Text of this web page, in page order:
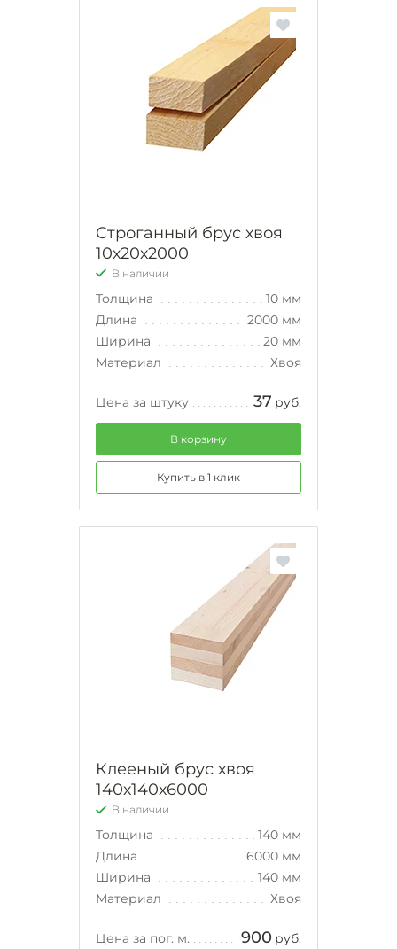
Строганный брус хвоя
10х20х2000
В наличии
Толщина
10 мм
Длина
2000 мм
Ширина
20 мм
Материал
Хвоя
Цена за штуку 37 руб.
В корзину
Купить в 1 клик
Клееный брус хвоя
140х140х6000
В наличии
Толщина
140 мм
Длина
6000 мм
Ширина
140 мм
Материал
Хвоя
Цена за пог. м. 900 руб.